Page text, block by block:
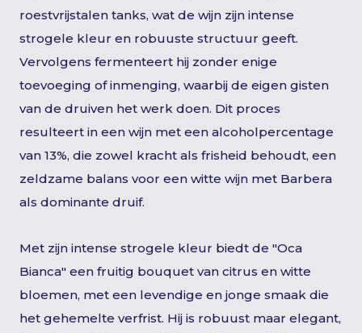
roestvrijstalen tanks, wat de wijn zijn intense
strogele kleur en robuuste structuur geeft.
Vervolgens fermenteert hij zonder enige
toevoeging of inmenging, waarbij de eigen gisten
van de druiven het werk doen. Dit proces
resulteert in een wijn met een alcoholpercentage
van 13%, die zowel kracht als frisheid behoudt, een
zeldzame balans voor een witte wijn met Barbera
als dominante druif.
Met zijn intense strogele kleur biedt de "Oca
Bianca" een fruitig bouquet van citrus en witte
bloemen, met een levendige en jonge smaak die
het gehemelte verfrist. Hij is robuust maar elegant,